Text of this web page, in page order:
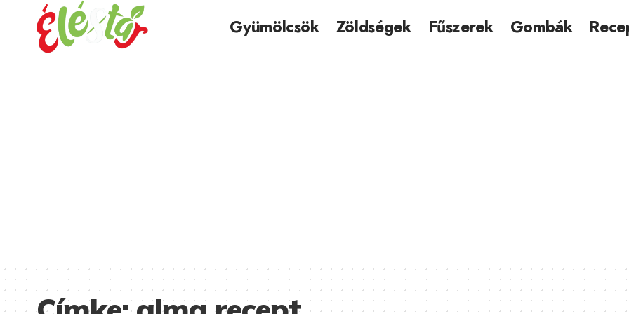
Gyümölcsök Zöldségek Fűszerek Gombák